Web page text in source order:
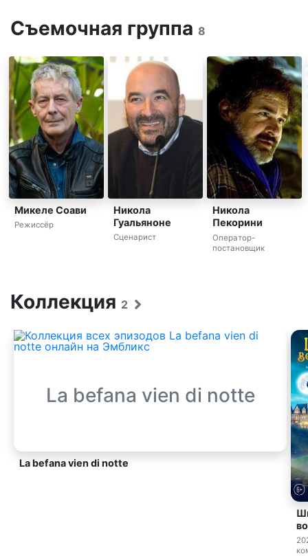
Съемочная группа 8
Микеле Соави
Режиссёр
Никола
Гуальяноне
Сценарист
Никола
Пекорини
Оператор-
постановщик
Коллекция 2
La befana vien di notte
La befana vien di notte